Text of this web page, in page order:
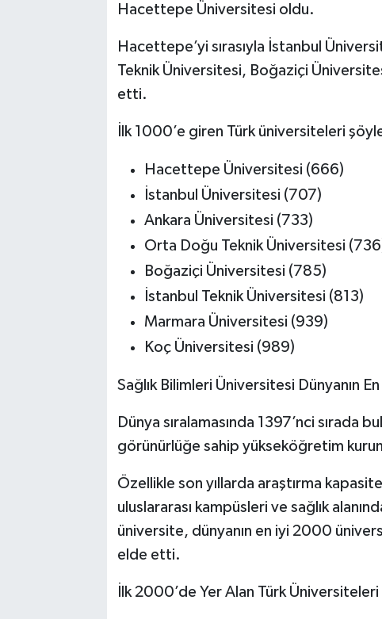
Hacettepe Üniversitesi oldu.
Hacettepe’yi sırasıyla İstanbul
Teknik Üniversitesi, Boğaziçi
etti.
İlk 1000’e giren Türk üniversiteleri şöyle
Hacettepe Üniversitesi (666)
İstanbul Üniversitesi (707)
Ankara Üniversitesi (733)
Orta Doğu Teknik Üniversitesi
Boğaziçi Üniversitesi (785)
İstanbul Teknik Üniversitesi (813)
Marmara Üniversitesi (939)
Koç Üniversitesi (989)
Sağlık Bilimleri Üniversitesi Dünyanın
Dünya sıralamasında 1397’nci sırada
görünürlüğe sahip yükseköğretim
Özellikle son yıllarda araştırma
uluslararası kampüsleri ve sağlık
üniversite, dünyanın en iyi 2000
elde etti.
İlk 2000’de Yer Alan Türk Üniversiteleri